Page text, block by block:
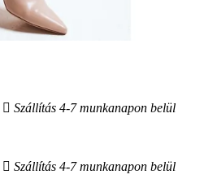
Szállítás 4-7 munkanapon belül
Szállítás 4-7 munkanapon belül